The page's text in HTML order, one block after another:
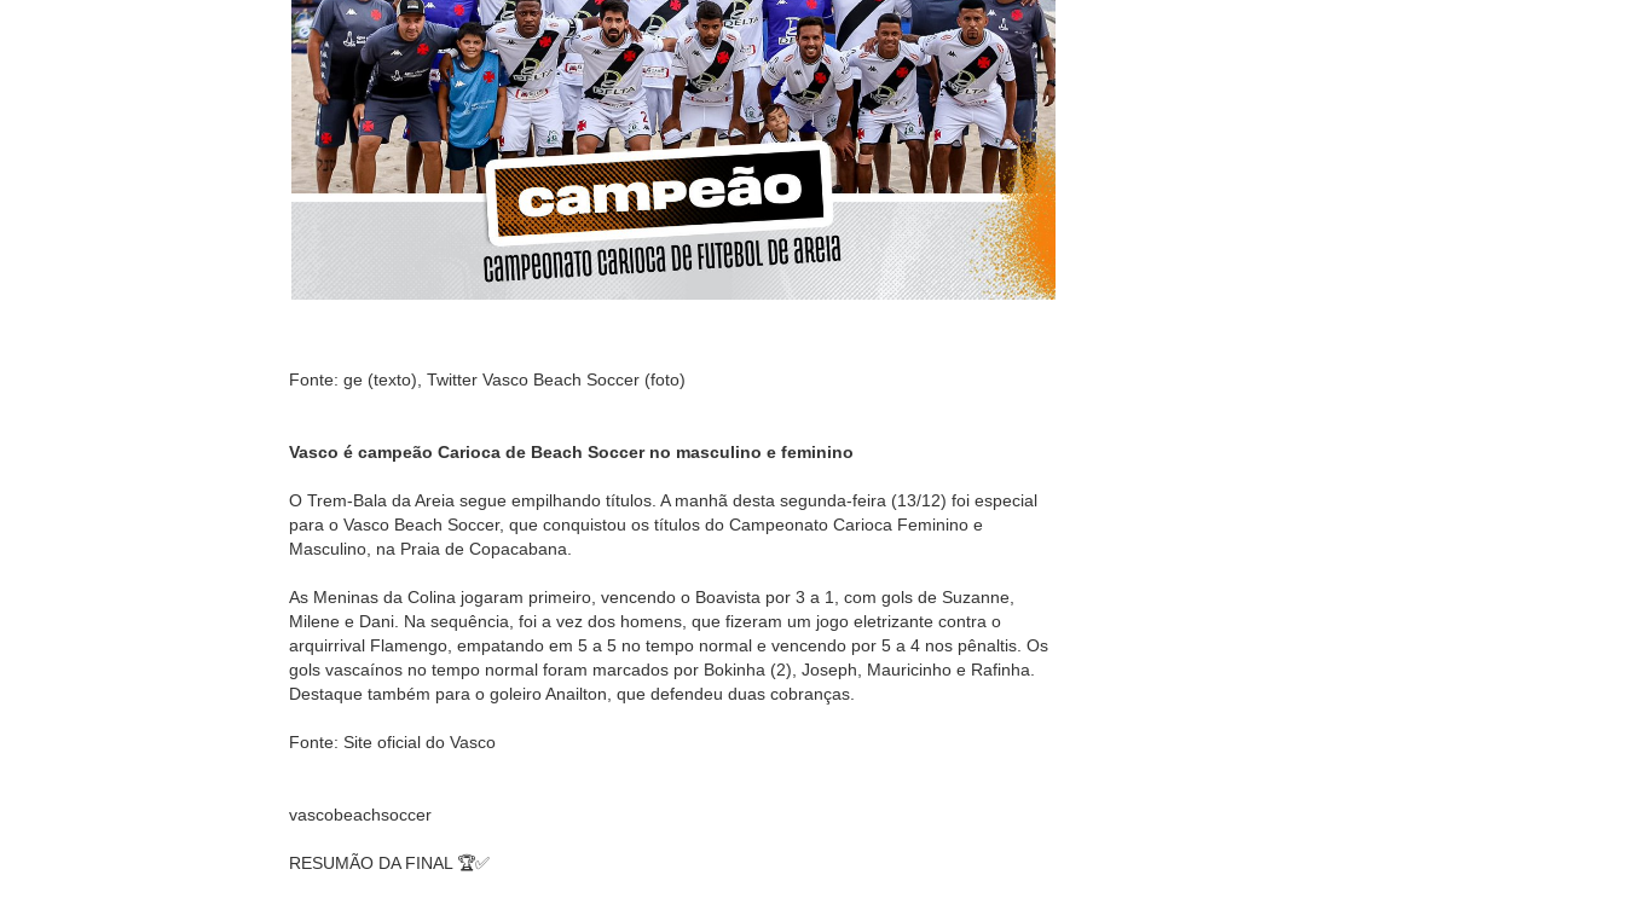
Fonte: ge (texto), Twitter Vasco Beach Soccer (foto)
Vasco é campeão Carioca de Beach Soccer no masculino e feminino
O Trem-Bala da Areia segue empilhando títulos. A manhã desta segunda-feira (13/12) foi especial
para o Vasco Beach Soccer, que conquistou os títulos do Campeonato Carioca Feminino e
Masculino, na Praia de Copacabana.
As Meninas da Colina jogaram primeiro, vencendo o Boavista por 3 a 1, com gols de Suzanne,
Milene e Dani. Na sequência, foi a vez dos homens, que fizeram um jogo eletrizante contra o
arquirrival Flamengo, empatando em 5 a 5 no tempo normal e vencendo por 5 a 4 nos pênaltis. Os
gols vascaínos no tempo normal foram marcados por Bokinha (2), Joseph, Mauricinho e Rafinha.
Destaque também para o goleiro Anailton, que defendeu duas cobranças.
Fonte: Site oficial do Vasco
vascobeachsoccer
RESUMÃO DA FINAL 🏆✅